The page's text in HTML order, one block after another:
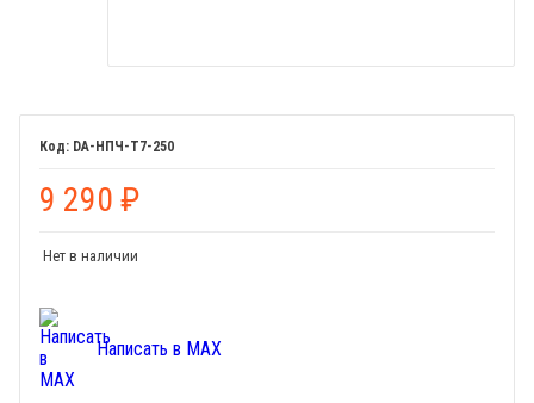
DA-НПЧ-Т7-250
9 290 ₽
Нет в наличии
Написать в MAX